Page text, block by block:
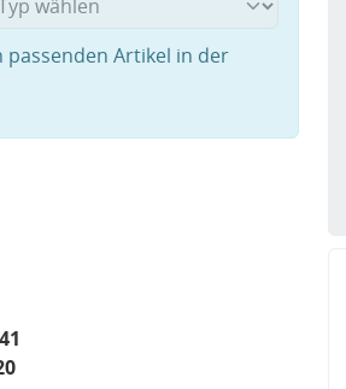
passenden Artikel in der